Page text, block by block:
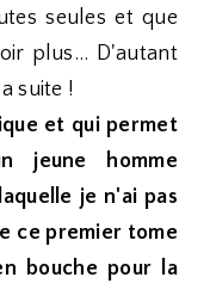
seules et que
plus... D'autant
suite !
et qui permet
jeune homme
je n'ai pas
ce premier tome
bouche pour la